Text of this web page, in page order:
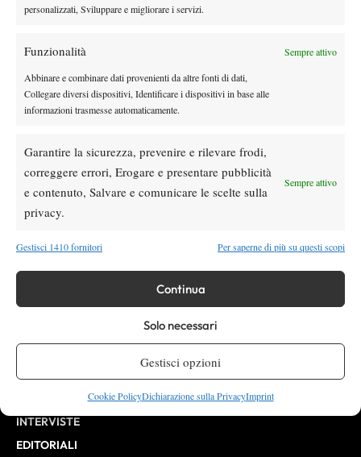
personalizzati, Sviluppare e migliorare i servizi.
Funzionalità Sempre attivo
Abbinare e combinare dati provenienti da altre fonti di dati,
Collegare diversi dispositivi, Identificare i dispositivi in base alle
informazioni trasmesse automaticamente.
Garantire la sicurezza, prevenire e rilevare frodi,
correggere errori, Erogare e presentare pubblicità
e contenuto, Salvare e comunicare le scelte sulla
privacy.
Sempre attivo
Gestisci 1410 fornitori Per saperne di più su questi scopi
Continua
Solo necessari
Gestisci opzioni
Cookie PolicyDichiarazione sulla PrivacyImprint
10268 del 15/09/2025
Editore:VIBES MEDIA SRL , P.iva 14250480960
Direttore Responsabile: Alessandro Nizegorodcew
HOME
ATP
ATP FINALS
INTERVISTE
EDITORIALI